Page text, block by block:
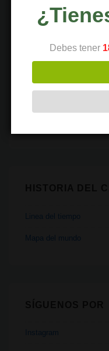
Recetas
Linea del tiempo
Mapa del mundo
Instagram
Debes tener